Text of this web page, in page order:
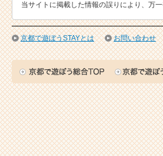
当サイトに掲載した情報の誤りにより、万
京都で遊ぼうSTAYとは お問い合わせ